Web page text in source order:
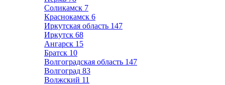
Соликамск 7
Краснокамск 6
Иркутская область 147
Иркутск 68
Ангарск 15
Братск 10
Волгоградская область 147
Волгоград 83
Волжский 11